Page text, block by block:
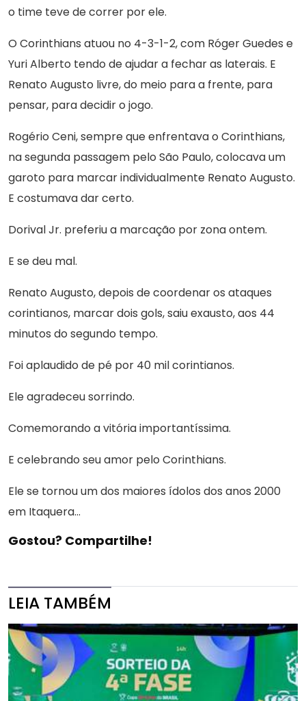
o time teve de correr por ele.
O Corinthians atuou no 4-3-1-2, com Róger Guedes e
Yuri Alberto tendo de ajudar a fechar as laterais. E
Renato Augusto livre, do meio para a frente, para
pensar, para decidir o jogo.
Rogério Ceni, sempre que enfrentava o Corinthians,
na segunda passagem pelo São Paulo, colocava um
garoto para marcar individualmente Renato Augusto.
E costumava dar certo.
Dorival Jr. preferiu a marcação por zona ontem.
E se deu mal.
Renato Augusto, depois de coordenar os ataques
corintianos, marcar dois gols, saiu exausto, aos 44
minutos do segundo tempo.
Foi aplaudido de pé por 40 mil corintianos.
Ele agradeceu sorrindo.
Comemorando a vitória importantíssima.
E celebrando seu amor pelo Corinthians.
Ele se tornou um dos maiores ídolos dos anos 2000
em Itaquera...
Gostou? Compartilhe!
LEIA TAMBÉM